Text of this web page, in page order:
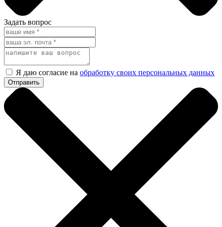
Задать вопрос
Я даю согласие на обработку своих персональных данных